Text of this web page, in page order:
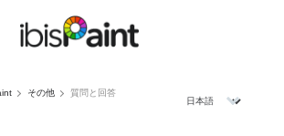
その他 質問と回答